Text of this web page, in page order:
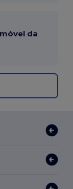
da